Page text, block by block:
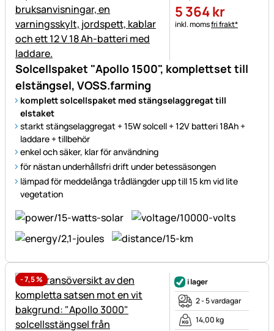
Solcellspaket "Apollo 1500", komplettset till
elstängsel, VOSS.farming
komplett solcellspaket med stängselaggregat till
elstaket
starkt stängselaggregat + 15W solcell + 12V batteri 18Ah +
laddare + tillbehör
enkel och säker, klar för användning
för nästan underhållsfri drift under betessäsongen
lämpad för meddelånga trådlängder upp till 15 km vid lite
vegetation
5 364kr
Skatteinformation:
inkl. momsfri frakt*
-7,5%
i lager
2 - 5 vardagar
14,00 kg